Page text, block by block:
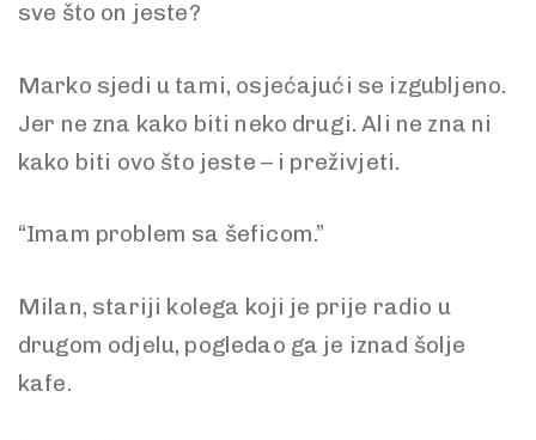
sve što on jeste?
Marko sjedi u tami, osjećajući se izgubljeno.
Jer ne zna kako biti neko drugi. Ali ne zna ni
kako biti ovo što jeste – i preživjeti.
“Imam problem sa šeficom.”
Milan, stariji kolega koji je prije radio u
drugom odjelu, pogledao ga je iznad šolje
kafe.